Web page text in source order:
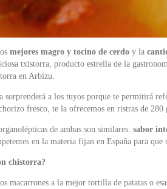
mejores magro y tocino de cerdo y la
txistorra, producto estrella de la
en Arbizu.
sorprenderá a los tuyos porque te permitirá
fresco, te la ofrecemos en ristras de 280
de ambas son similares: sabor
en la materia fijan en España para
chistorra?
macarrones a la mejor tortilla de patatas o